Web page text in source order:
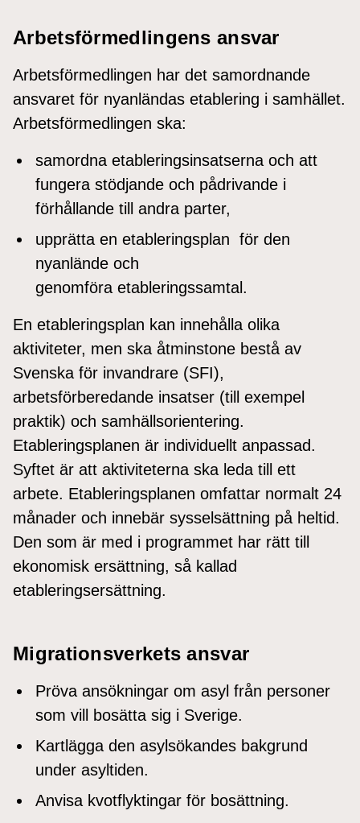
Arbetsförmedlingens ansvar
Arbetsförmedlingen har det samordnande
ansvaret för nyanländas etablering i samhället.
Arbetsförmedlingen ska:
samordna etableringsinsatserna och att
fungera stödjande och pådrivande i
förhållande till andra parter,
upprätta en etableringsplan för den
nyanlände och
genomföra etableringssamtal.
En etableringsplan kan innehålla olika
aktiviteter, men ska åtminstone bestå av
Svenska för invandrare (SFI),
arbetsförberedande insatser (till exempel
praktik) och samhällsorientering.
Etableringsplanen är individuellt anpassad.
Syftet är att aktiviteterna ska leda till ett
arbete. Etableringsplanen omfattar normalt 24
månader och innebär sysselsättning på heltid.
Den som är med i programmet har rätt till
ekonomisk ersättning, så kallad
etableringsersättning.
Migrationsverkets ansvar
Pröva ansökningar om asyl från personer
som vill bosätta sig i Sverige.
Kartlägga den asylsökandes bakgrund
under asyltiden.
Anvisa kvotflyktingar för bosättning.